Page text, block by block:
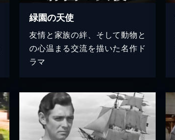
緑園の天使
友情と家族の絆、そして動物と
の心温まる交流を描いた名作ド
ラマ